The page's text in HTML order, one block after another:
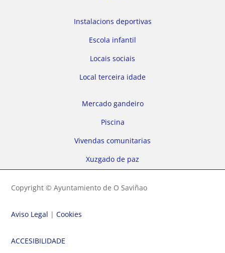
Instalacions deportivas
Escola infantil
Locais sociais
Local terceira idade
Mercado gandeiro
Piscina
Vivendas comunitarias
Xuzgado de paz
Copyright © Ayuntamiento de O Saviñao
Aviso Legal |Cookies
ACCESIBILIDADE